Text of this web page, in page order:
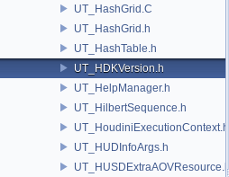
UT_HashGrid.C
UT_HashGrid.h
UT_HashTable.h
UT_HDKVersion.h
UT_HelpManager.h
UT_HilbertSequence.h
UT_HoudiniExecutionContext.h
UT_HUDInfoArgs.h
UT_HUSDExtraAOVResource.h